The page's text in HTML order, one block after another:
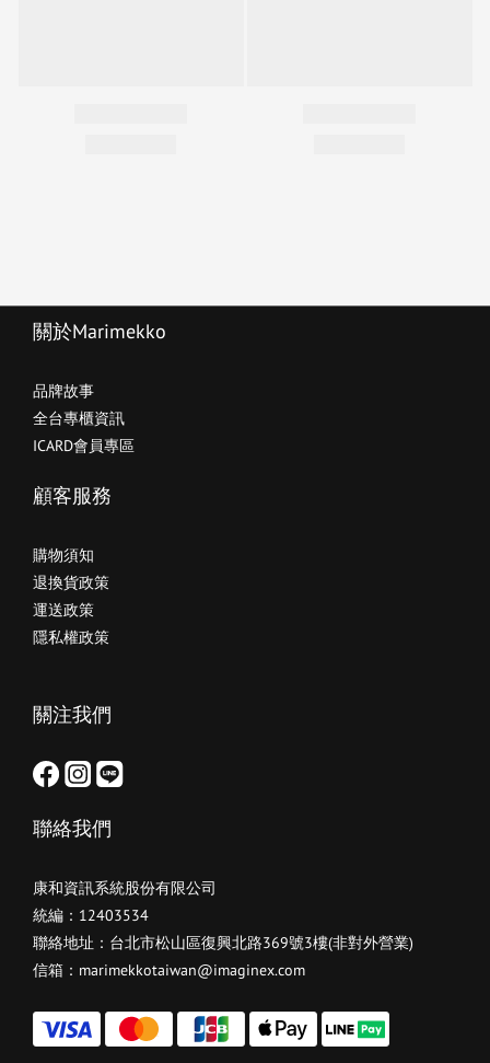
關於Marimekko
品牌故事
全台專櫃資訊
ICARD會員專區
顧客服務
購物須知
退換貨政策
運送政策
隱私權政策
關注我們
聯絡我們
康和資訊系統股份有限公司
統編：12403534
聯絡地址：台北市松山區復興北路369號3樓(非對外營業)
信箱：marimekkotaiwan@imaginex.com